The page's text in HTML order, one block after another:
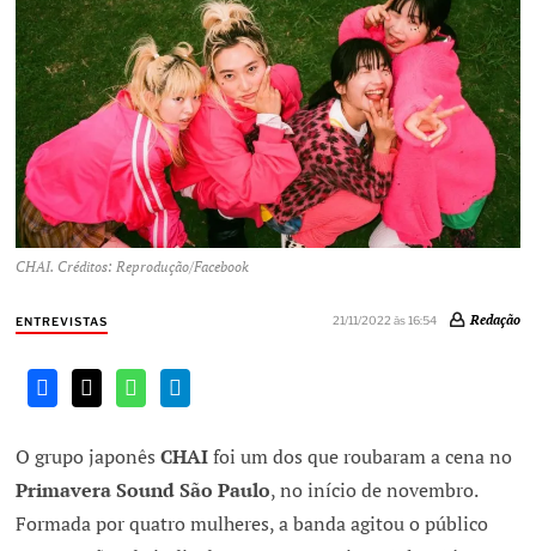
CHAI. Créditos: Reprodução/Facebook
ENTREVISTAS 21/11/2022 às 16:54 Redação
O grupo japonêsCHAIfoi um dos que roubaram a cena no
Primavera Sound São Paulo, no início de novembro.
Formada por quatro mulheres, a banda agitou o público